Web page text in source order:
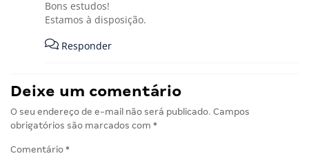
Bons estudos!
Estamos à disposição.
Responder
Deixe um comentário
O seu endereço de e-mail não será publicado. Campos
obrigatórios são marcados com *
Comentário *